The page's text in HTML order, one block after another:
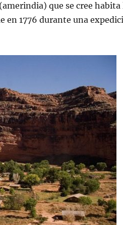
que se cree habita
en 1776 durante una